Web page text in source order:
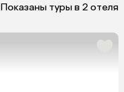
Показаны туры в 2 отеля